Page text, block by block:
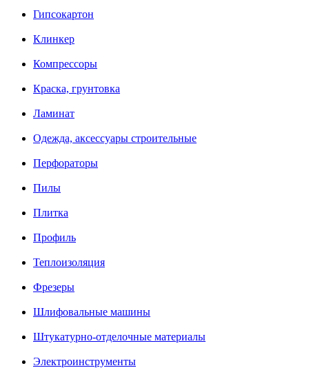
Гипсокартон
Клинкер
Компрессоры
Краска, грунтовка
Ламинат
Одежда, аксессуары строительные
Перфораторы
Пилы
Плитка
Профиль
Теплоизоляция
Фрезеры
Шлифовальные машины
Штукатурно-отделочные материалы
Электроинструменты